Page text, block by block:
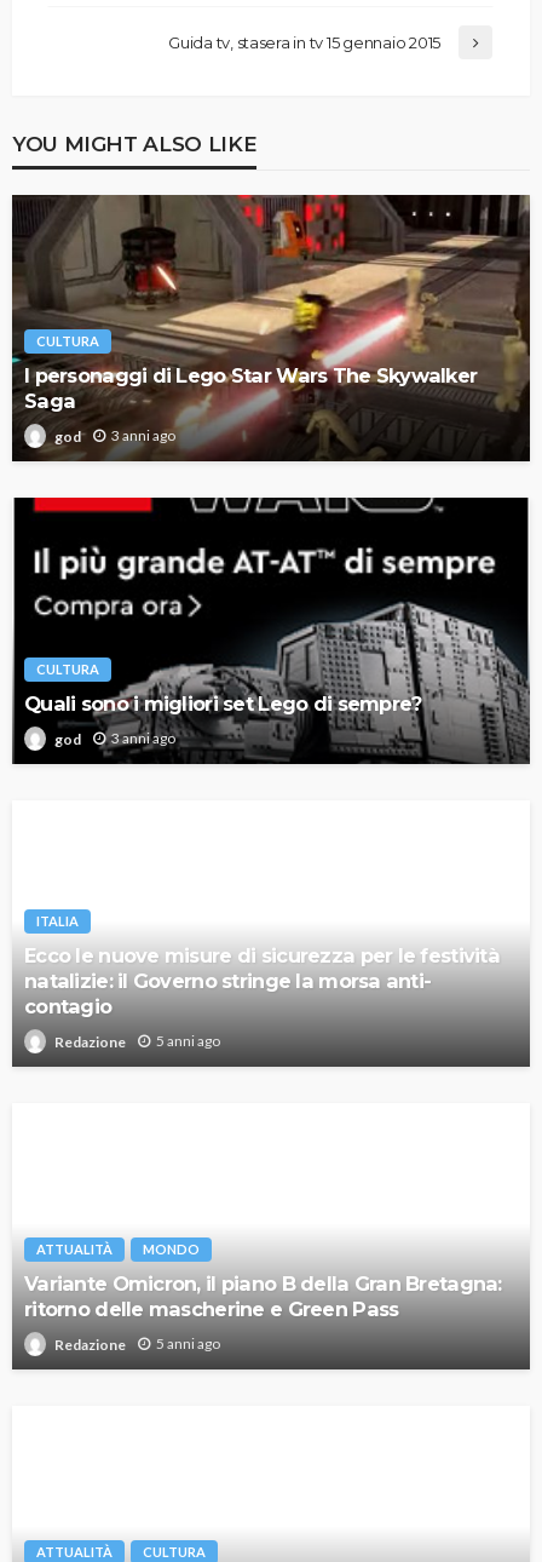
Guida tv, stasera in tv 15 gennaio 2015
YOU MIGHT ALSO LIKE
CULTURA
I personaggi di Lego Star Wars The Skywalker
Saga
god 3 anni ago
CULTURA
Quali sono i migliori set Lego di sempre?
god 3 anni ago
ITALIA
Ecco le nuove misure di sicurezza per le festività
natalizie: il Governo stringe la morsa anti-
contagio
Redazione 5 anni ago
ATTUALITÀ MONDO
Variante Omicron, il piano B della Gran Bretagna:
ritorno delle mascherine e Green Pass
Redazione 5 anni ago
ATTUALITÀ CULTURA